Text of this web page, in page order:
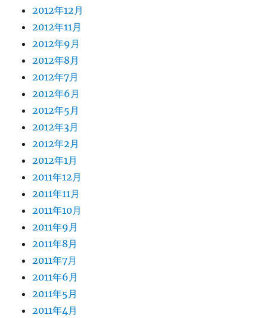
2012年12月
2012年11月
2012年9月
2012年8月
2012年7月
2012年6月
2012年5月
2012年3月
2012年2月
2012年1月
2011年12月
2011年11月
2011年10月
2011年9月
2011年8月
2011年7月
2011年6月
2011年5月
2011年4月